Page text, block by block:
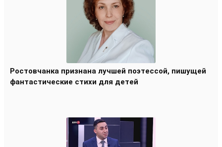
Ростовчанка признана лучшей поэтессой, пишущей
фантастические стихи для детей